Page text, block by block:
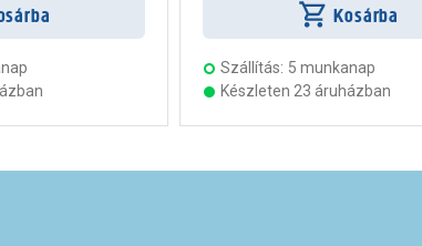
Kosárba
Szállítás: 5 munkanap
Készleten 23 áruházban